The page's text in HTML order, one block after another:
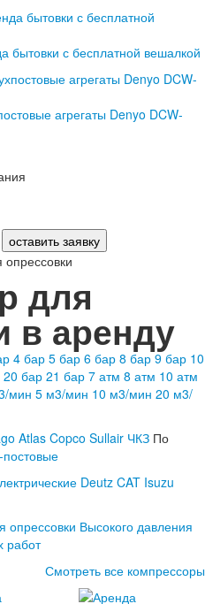
бытовки с бесплатной вешалкой
агрегаты Denyo DCW-
оставить заявку
для
в аренду
4 бар 5 бар 6 бар 8 бар 9 бар 10
20 бар 21 бар 7 атм 8 атм 10 атм
мин 5 м3/мин 10 м3/мин 20 м3/
Atlas Copco Sullair ЧКЗ По
постовые
Deutz CAT Isuzu
опрессовки Высокого давления
работ
Смотреть все компрессоры